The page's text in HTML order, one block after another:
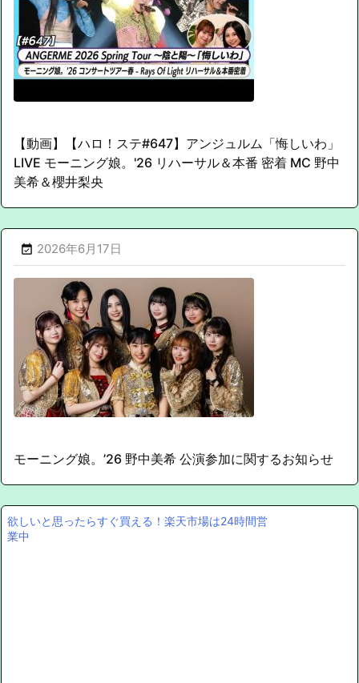
【動画】【ハロ！ステ#647】アンジュルム「悔しいわ」
LIVE モーニング娘。'26 リハーサル＆本番 密着 MC 野中
美希＆櫻井梨央
 2026年6月17日
モーニング娘。’26 野中美希 公演参加に関するお知らせ
欲しいと思ったらすぐ買える！楽天市場は24時間営
業中